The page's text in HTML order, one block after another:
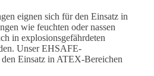
eignen sich für den Einsatz in
wie feuchten oder nassen
in explosionsgefährdeten
Unser EHSAFE-
Einsatz in ATEX-Bereichen